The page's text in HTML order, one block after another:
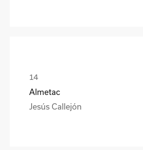
Almetac
Jesús Callejón